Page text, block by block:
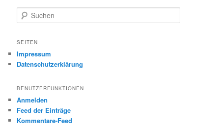
u
h
n
SEITEN
Impressum
Datenschutzerklärung
BENUTZERFUNKTIONEN
Anmelden
Feed der Einträge
Kommentare-Feed